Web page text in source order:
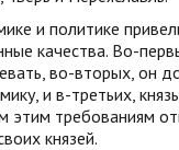
и политике
качества. Во-
во-вторых, он
и в-третьих,
этим требованиям
князей.